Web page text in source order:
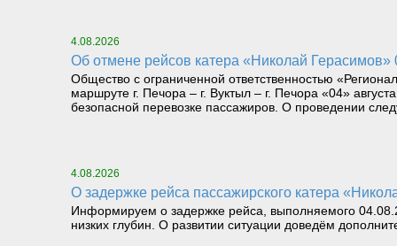
4.08.2026
Об отмене рейсов катера «Николай Герасимов»
Общество с ограниченной ответственностью
маршруте г. Печора – г. Вуктыл – г. Печора «04»
безопасной перевозке пассажиров. О проведении
4.08.2026
О задержке рейса пассажирского катера
Информируем о задержке рейса, выполняемого
низких глубин. О развитии ситуации доведём